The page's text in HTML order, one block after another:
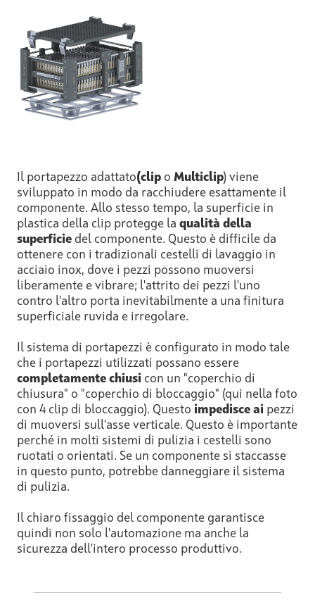
Il portapezzo adattato(clip oMulticlip) viene
sviluppato in modo da racchiudere esattamente il
componente. Allo stesso tempo, la superficie in
plastica della clip protegge laqualità della
superficie del componente. Questo è difficile da
ottenere con i tradizionali cestelli di lavaggio in
acciaio inox, dove i pezzi possono muoversi
liberamente e vibrare; l'attrito dei pezzi l'uno
contro l'altro porta inevitabilmente a una finitura
superficiale ruvida e irregolare.
Il sistema di portapezzi è configurato in modo tale
che i portapezzi utilizzati possano essere
completamente chiusi con un "coperchio di
chiusura" o "coperchio di bloccaggio" (qui nella foto
con 4 clip di bloccaggio). Questo impedisce ai pezzi
di muoversi sull'asse verticale. Questo è importante
perché in molti sistemi di pulizia i cestelli sono
ruotati o orientati. Se un componente si staccasse
in questo punto, potrebbe danneggiare il sistema
di pulizia.
Il chiaro fissaggio del componente garantisce
quindi non solo l'automazione ma anche la
sicurezza dell'intero processo produttivo.